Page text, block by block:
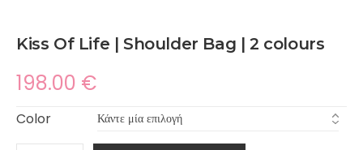
Kiss Of Life | Shoulder Bag | 2 colours
198.00 €
Color